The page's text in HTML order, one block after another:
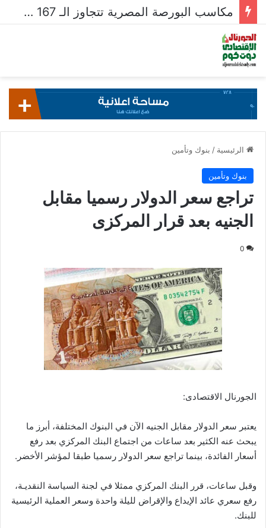
مكاسب البورصة المصرية تتجاوز الـ 167 مليار جنيه خلال أسبوع
الرئيسية / بنوك وتأمين
بنوك وتأمين
تراجع سعر الدولار رسميا مقابل
الجنيه بعد قرار المركزى
0
الجورنال الاقتصادى:
يعتبر سعر الدولار مقابل الجنيه الآن في البنوك المختلفة، أبرز ما
يبحث عنه الكثير بعد ساعات من اجتماع البنك المركزي بعد رفع
أسعار الفائدة، بينما تراجع سعر الدولار رسميا طبقا لمؤشر الأخضر.
وقبل ساعات، قرر البنك المركزي ممثلا في لجنة السياسة النقديـة،
رفع سعري عائد الإيداع والإقراض لليلة واحدة وسعر العملية الرئيسية
للبنك.